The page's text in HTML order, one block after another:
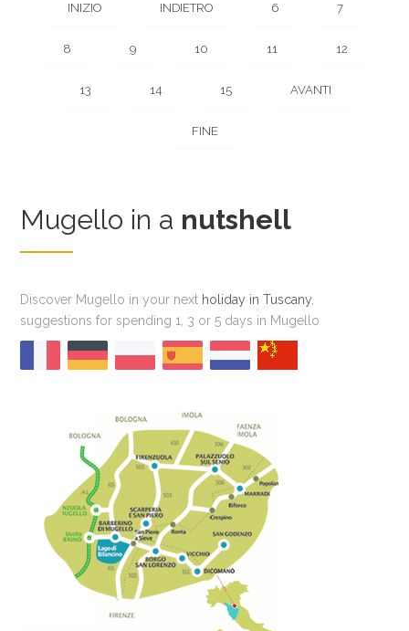
INIZIO INDIETRO 6 7
8 9 10 11 12
13 14 15 AVANTI
FINE
Mugello in a nutshell
Discover Mugello in your next holiday in Tuscany
suggestions for spending 1, 3 or 5 days in Mugello